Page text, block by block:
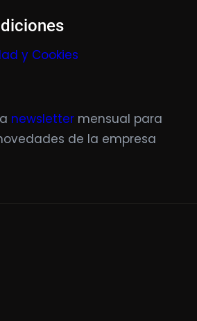
y Cookies
newsletter mensual para
de la empresa